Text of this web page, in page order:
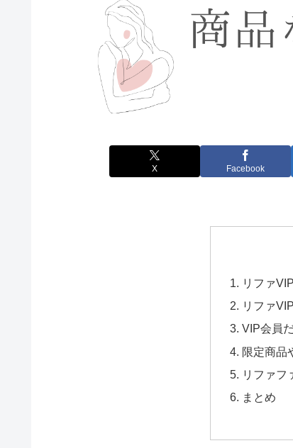
X Facebook
リファ
リファ
VIP会員
限定商品
リファフ
まとめ